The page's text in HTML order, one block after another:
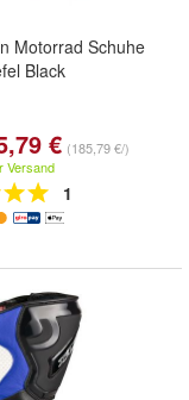
Motorrad Schuhe
Black
€ (185,79 €/)
Versand
1